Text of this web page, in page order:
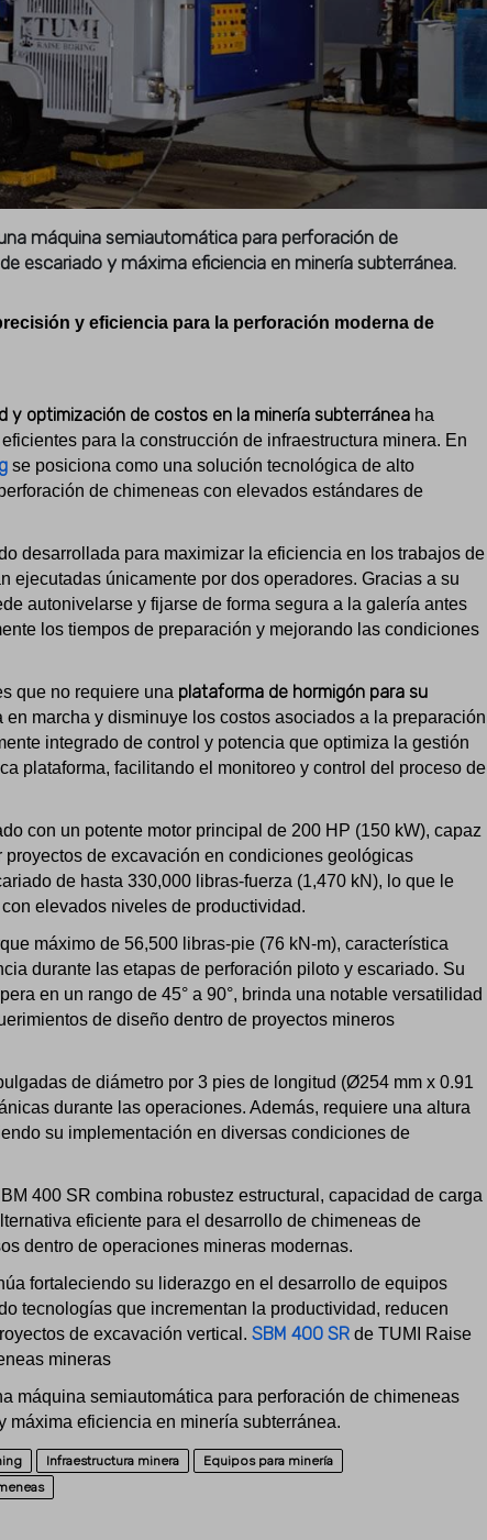
máquina semiautomática para perforación de
escariado y máxima eficiencia en minería subterránea.
y eficiencia para la perforación moderna de
y optimización de costos en la minería subterránea ha
para la construcción de infraestructura minera. En
se posiciona como una solución tecnológica de alto
de chimeneas con elevados estándares de
desarrollada para maximizar la eficiencia en los trabajos de
ejecutadas únicamente por dos operadores. Gracias a su
autonivelarse y fijarse de forma segura a la galería antes
los tiempos de preparación y mejorando las condiciones
que no requiere una plataforma de hormigón para su
marcha y disminuye los costos asociados a la preparación
integrado de control y potencia que optimiza la gestión
plataforma, facilitando el monitoreo y control del proceso de
con un potente motor principal de 200 HP (150 kW), capaz
de excavación en condiciones geológicas
de hasta 330,000 libras-fuerza (1,470 kN), lo que le
elevados niveles de productividad.
máximo de 56,500 libras-pie (76 kN-m), característica
durante las etapas de perforación piloto y escariado. Su
en un rango de 45° a 90°, brinda una notable versatilidad
de diseño dentro de proyectos mineros
de diámetro por 3 pies de longitud (Ø254 mm x 0.91
durante las operaciones. Además, requiere una altura
su implementación en diversas condiciones de
400 SR combina robustez estructural, capacidad de carga
eficiente para el desarrollo de chimeneas de
dentro de operaciones mineras modernas.
fortaleciendo su liderazgo en el desarrollo de equipos
tecnologías que incrementan la productividad, reducen
de excavación vertical. SBM 400 SR de TUMI Raise
mineras
máquina semiautomática para perforación de chimeneas
máxima eficiencia en minería subterránea.
Infraestructura minera
Equipos para minería